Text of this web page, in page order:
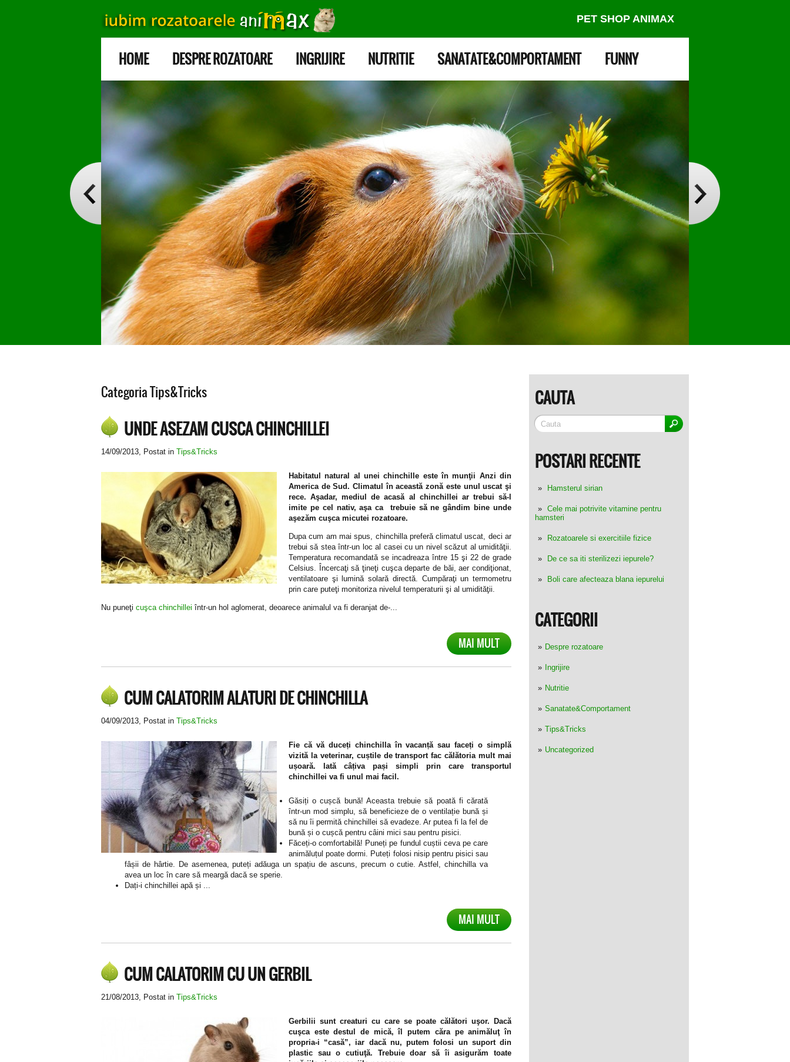
PET SHOP ANIMAX
HOME DESPRE ROZATOARE INGRIJIRE NUTRITIE SANATATE&COMPORTAMENT FUNNY
CAUTA
POSTARI RECENTE
Hamsterul sirian
Cele mai potrivite vitamine pentru
hamsteri
Rozatoarele si exercitiile fizice
De ce sa iti sterilizezi iepurele?
Boli care afecteaza blana iepurelui
CATEGORII
Despre rozatoare
Ingrijire
Nutritie
Sanatate&Comportament
Tips&Tricks
Uncategorized
Categoria Tips&Tricks
UNDE ASEZAM CUSCA CHINCHILLEI
14/09/2013, Postat in Tips&Tricks
Habitatul natural al unei chinchille este în munţii Anzi din
America de Sud. Climatul în această zonă este unul uscat şi
rece. Aşadar, mediul de acasă al chinchillei ar trebui să-l
imite pe cel nativ, aşa ca trebuie să ne gândim bine unde
aşezăm cuşca micutei rozatoare.
Dupa cum am mai spus, chinchilla preferă climatul uscat, deci ar
trebui să stea într-un loc al casei cu un nivel scăzut al umidităţii.
Temperatura recomandată se incadreaza între 15 şi 22 de grade
Celsius. Încercaţi să ţineţi cuşca departe de băi, aer condiţionat,
ventilatoare şi lumină solară directă. Cumpăraţi un termometru
prin care puteţi monitoriza nivelul temperaturii şi al umidităţii.
Nu puneţi cuşca chinchillei într-un hol aglomerat, deoarece animalul va fi deranjat de-...
MAI MULT
CUM CALATORIM ALATURI DE CHINCHILLA
04/09/2013, Postat in Tips&Tricks
Fie că vă duceți chinchilla în vacanță sau faceți o simplă
vizită la veterinar, cuștile de transport fac călătoria mult mai
ușoară. Iată câțiva pași simpli prin care transportul
chinchillei va fi unul mai facil.
Găsiți o cușcă bună! Aceasta trebuie să poată fi cărată
într-un mod simplu, să beneficieze de o ventilație bună și
să nu îi permită chinchillei să evadeze. Ar putea fi la fel de
bună și o cușcă pentru câini mici sau pentru pisici.
Făceți-o comfortabilă! Puneți pe fundul cuștii ceva pe care
animăluțul poate dormi. Puteți folosi nisip pentru pisici sau
fâșii de hârtie. De asemenea, puteți adăuga un spațiu de ascuns, precum o cutie. Astfel, chinchilla va
avea un loc în care să meargă dacă se sperie.
Dați-i chinchillei apă și ...
MAI MULT
CUM CALATORIM CU UN GERBIL
21/08/2013, Postat in Tips&Tricks
Gerbilii sunt creaturi cu care se poate călători uşor. Dacă
cuşca este destul de mică, îl putem căra pe animăluţ în
propria-i “casă”, iar dacă nu, putem folosi un suport din
plastic sau o cutiuţă. Trebuie doar să îi asigurăm toate